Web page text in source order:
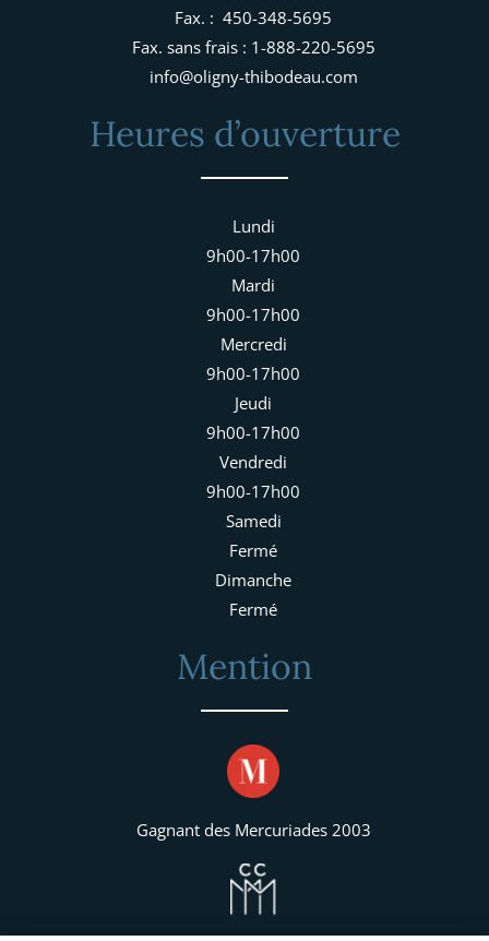
Fax. : 450-348-5695
Fax. sans frais : 1-888-220-5695
info@oligny-thibodeau.com
Heures d’ouverture
Lundi
9h00-17h00
Mardi
9h00-17h00
Mercredi
9h00-17h00
Jeudi
9h00-17h00
Vendredi
9h00-17h00
Samedi
Fermé
Dimanche
Fermé
Mention
Gagnant des Mercuriades 2003